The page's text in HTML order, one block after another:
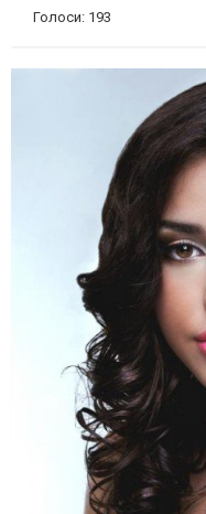
Голоси: 193